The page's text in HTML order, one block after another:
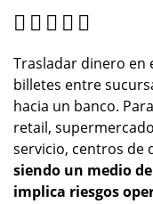
Trasladar dinero en
billetes entre
hacia un banco.
retail,
servicio, centros de
siendo un medio
implica riesgos